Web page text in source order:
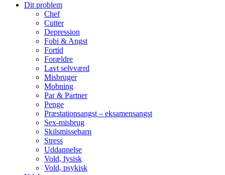
Dit problem
Chef
Cutter
Depression
Fobi & Angst
Fortid
Forældre
Lavt selvværd
Misbruger
Mobning
Par & Partner
Penge
Præstationsangst – eksamensangst
Sex-misbrug
Skilsmissebarn
Stress
Uddannelse
Vold, fysisk
Vold, psykisk